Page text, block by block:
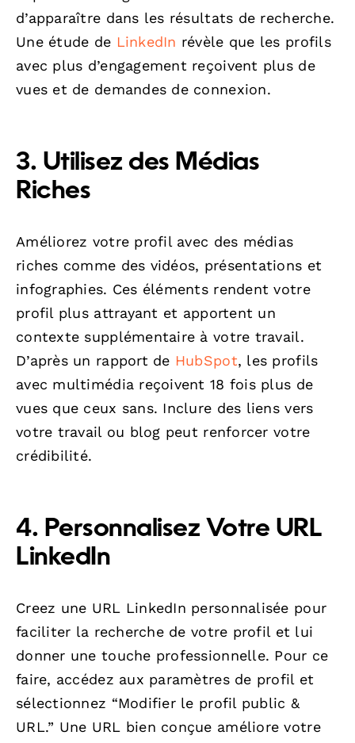
d’apparaître dans les résultats de recherche.
Une étude de LinkedIn révèle que les profils
avec plus d’engagement reçoivent plus de
vues et de demandes de connexion.
3. Utilisez des Médias
Riches
Améliorez votre profil avec des médias
riches comme des vidéos, présentations et
infographies. Ces éléments rendent votre
profil plus attrayant et apportent un
contexte supplémentaire à votre travail.
D’après un rapport de HubSpot, les profils
avec multimédia reçoivent 18 fois plus de
vues que ceux sans. Inclure des liens vers
votre travail ou blog peut renforcer votre
crédibilité.
4. Personnalisez Votre URL
LinkedIn
Creez une URL LinkedIn personnalisée pour
faciliter la recherche de votre profil et lui
donner une touche professionnelle. Pour ce
faire, accédez aux paramètres de profil et
sélectionnez “Modifier le profil public &
URL.” Une URL bien conçue améliore votre